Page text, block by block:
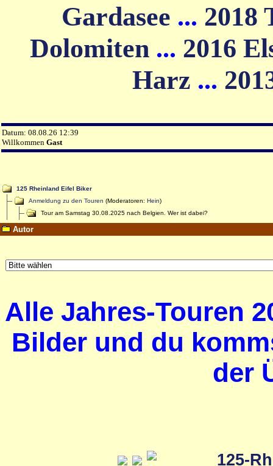
Gardasee ... 2018
Dolomiten ... 2016
Harz ...
Datum: 08.08.26 12:39
Willkommen Gast
125 Rheinland Eifel Biker
Anmeldung zu den Touren (Moderatoren: Hein)
Tour am Samstag 30.08.2025 nach Belgien. Wer ist dabei?
Autor
Alle Jahres-Touren
Bilder und du
der